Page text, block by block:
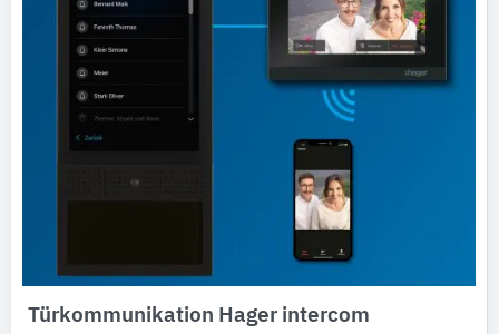
Türkommunikation Hager intercom